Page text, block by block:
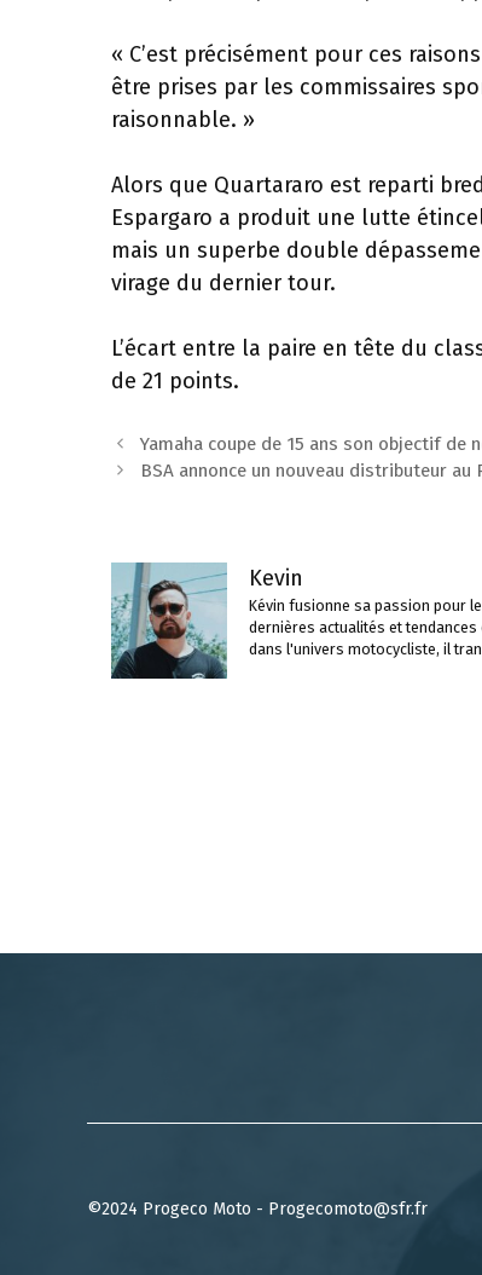
« C’est précisément pour ces
être prises par les commissaires
raisonnable. »
Alors que Quartararo est reparti
Espargaro a produit une lutte
mais un superbe double
virage du dernier tour.
L’écart entre la paire en tête du
de 21 points.
Navigation
des
Yamaha coupe de 15 ans son objectif de
BSA annonce un nouveau distributeur
Kevin
Kévin fusionne sa passion pour
dernières actualités et
dans l'univers motocycliste, il
©2024 Progeco Moto - Progecomoto@sfr.fr